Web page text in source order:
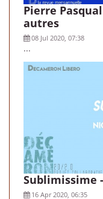
Pierre
autres
08 Jul 2020, 07:38
...
Sublimissime
16 Apr 2020, 06:35